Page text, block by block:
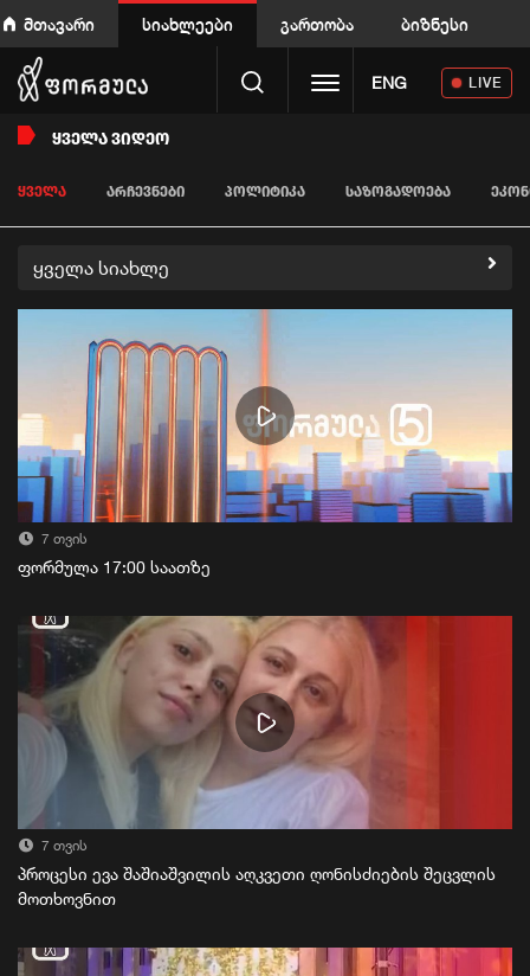
მთავარი სიახლეები გართობა ბიზნესი
Toggle navigation
ENG LIVE
ᲧᲕᲔᲚᲐ ᲕᲘᲓᲔᲝ
ᲧᲕᲔᲚᲐ ᲐᲠᲩᲔᲕᲜᲔᲑᲘ ᲞᲝᲚᲘᲢᲘᲙᲐ ᲡᲐᲖᲝᲒᲐᲓᲝᲔᲑᲐ
ყველა სიახლე
7 თვის
ფორმულა 17:00 საათზე
7 თვის
პროცესი ევა შაშიაშვილის აღკვეთი ღონისძიების შეცვლის
მოთხოვნით